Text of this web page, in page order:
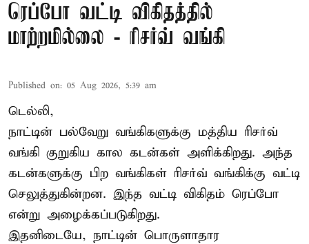
ரெப்போ வட்டி விகிதத்தில்
மாற்றமில்லை - ரிசர்வ் வங்கி
Published on: 05 Aug 2026, 5:39 am
டெல்லி,
நாட்டின் பல்வேறு வங்கிகளுக்கு மத்திய ரிசர்வ்
வங்கி குறுகிய கால கடன்கள் அளிக்கிறது. அந்த
கடன்களுக்கு பிற வங்கிகள் ரிசர்வ் வங்கிக்கு வட்டி
செலுத்துகின்றன. இந்த வட்டி விகிதம் ரெப்போ
என்று அழைக்கப்படுகிறது.
இதனிடையே, நாட்டின் பொருளாதார